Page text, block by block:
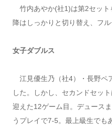
竹内あやか(社1)は第2セット
降はしっかりと切り替え、フ
女子ダブルス
江見優生乃（社4）・長野ペ
した。しかし、セカンドセッ
迎えた12ゲーム目。デュース
うプレイで7-5。最上級生でも